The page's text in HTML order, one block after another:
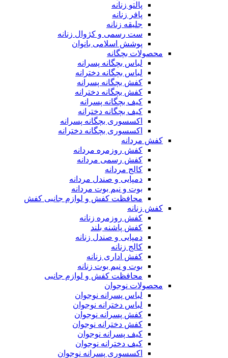
پالتو زنانه
پافر زنانه
جلیقه زنانه
ست رسمی و کژوال زنانه
پوشش اسلامی بانوان
محصولات بچگانه
لباس بچگانه پسرانه
لباس بچگانه دخترانه
کفش بچگانه پسرانه
کفش بچگانه دخترانه
کیف بچگانه پسرانه
کیف بچگانه دخترانه
اکسسوری بچگانه پسرانه
اکسسوری بچگانه دخترانه
کفش مردانه
کفش روزمره مردانه
کفش رسمی مردانه
کالج مردانه
دمپایی و صندل مردانه
بوت و نیم بوت مردانه
محافظت کفش و لوازم جانبی کفش
کفش زنانه
کفش روزمره زنانه
کفش پاشنه بلند
دمپایی و صندل زنانه
کالج زنانه
کفش اداری زنانه
بوت و نیم بوت زنانه
محافظت کفش و لوازم جانبی
محصولات نوجوان
لباس پسرانه نوجوان
لباس دخترانه نوجوان
کفش پسرانه نوجوان
کفش دخترانه نوجوان
کیف پسرانه نوجوان
کیف دخترانه نوجوان
اکسسوری پسرانه نوجوان